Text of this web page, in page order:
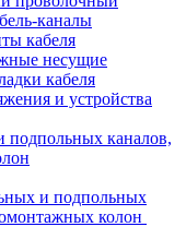
каналы
кабеля
несущие
кабеля
и устройства
каналов,
и подпольных
колон